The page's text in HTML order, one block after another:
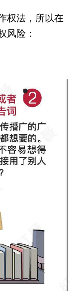
权法，所以在
风险：